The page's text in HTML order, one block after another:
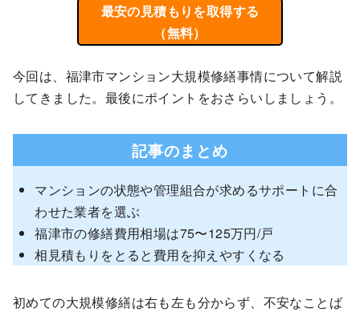
最安の見積もりを取得する
（無料）
今回は、福津市マンション大規模修繕事情について解説
してきました。最後にポイントをおさらいしましょう。
記事のまとめ
マンションの状態や管理組合が求めるサポートに合
わせた業者を選ぶ
福津市の修繕費用相場は75〜125万円/戸
相見積もりをとると費用を抑えやすくなる
初めての大規模修繕は右も左も分からず、不安なことば